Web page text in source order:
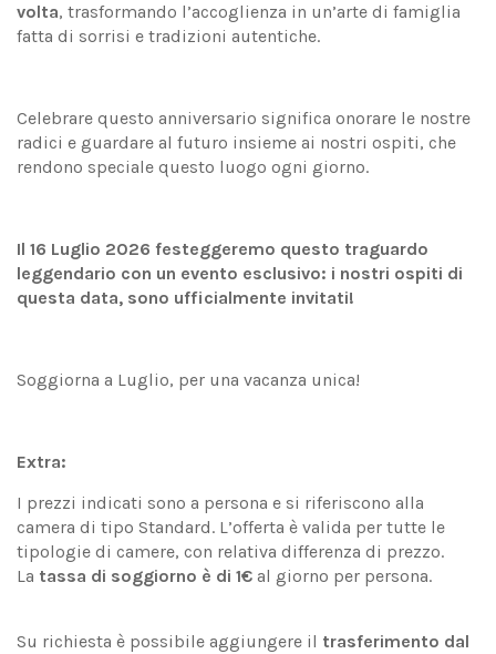
volta, trasformando l’accoglienza in un’arte di famiglia
fatta di sorrisi e tradizioni autentiche.
Celebrare questo anniversario significa onorare le nostre
radici e guardare al futuro insieme ai nostri ospiti, che
rendono speciale questo luogo ogni giorno.
Il 16 Luglio 2026 festeggeremo questo traguardo
leggendario con un evento esclusivo: i nostri ospiti di
questa data, sono ufficialmente invitati!
Soggiorna a Luglio, per una vacanza unica!
Extra:
I prezzi indicati sono a persona e si riferiscono alla
camera di tipo Standard. L’offerta è valida per tutte le
tipologie di camere, con relativa differenza di prezzo.
La tassa di soggiorno è di 1€ al giorno per persona.
Su richiesta è possibile aggiungere il trasferimento dal